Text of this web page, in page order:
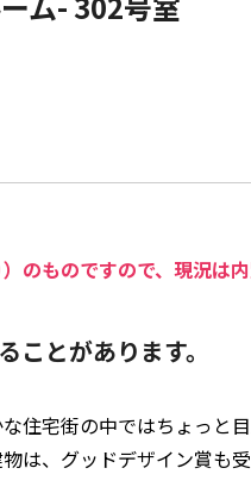
のものですので、現況は
とがあります。
住宅街の中ではちょっと目
は、グッドデザイン賞も受